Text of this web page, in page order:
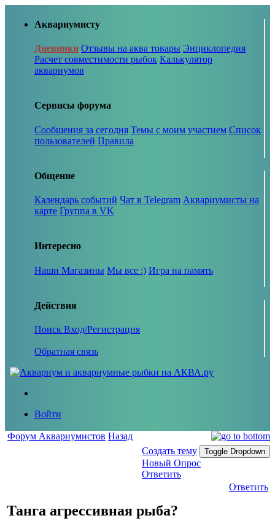
Аквариумисту
Дневники Отзывы на аква товары Энциклопедия
Расчет совместимости рыбок Калькулятор
аквариумов
Сервисы форума
Сообщения за сегодня Темы с моим участием Список
пользователей Правила
Общение
Календарь событий Чат в Telegram Аквариумисты на
карте Группа в VK
Интересно
Наши Магазины Мы все :) Игра на память
Действия
Поиск Вход/Регистрация
Обратная связь
Войти
Форум Аквариумистов Назад
Создать тему
Toggle Dropdown
Новый Опрос
Ответить
Ответить
Танга агрессивная рыба?